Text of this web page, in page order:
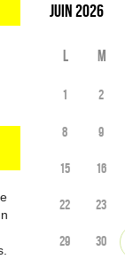
L M
1 2
8 9
15 16
22 23
29 30